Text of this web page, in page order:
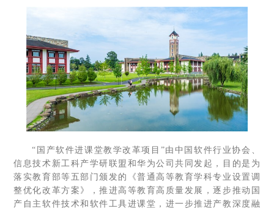
“国产软件进课堂教学改革项目”由中国软件行业协会、
信息技术新工科产学研联盟和华为公司共同发起，目的是为
落实教育部等五部门颁发的《普通高等教育学科专业设置调
整优化改革方案》，推进高等教育高质量发展，逐步推动国
产自主软件技术和软件工具进课堂，进一步推进产教深度融